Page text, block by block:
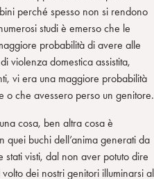
perché spesso non si rendono
studi è emerso che le
probabilità di avere alle
violenza domestica assistita,
vi era una maggiore probabilità
o che avessero perso un genitore.
cosa, ben altra cosa è
quei buchi dell’anima generati da
stati visti, dal non aver potuto dire
dei nostri genitori illuminarsi al